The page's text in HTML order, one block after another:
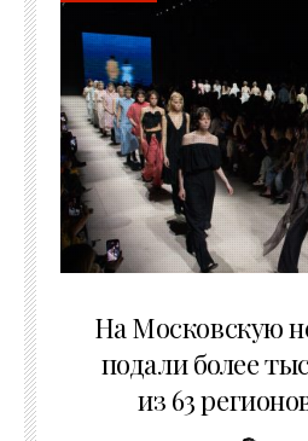
На Московскую
подали более
из 63